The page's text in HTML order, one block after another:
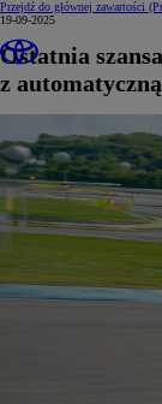
Przejdź do głównej zawartości
19-09-2025
Ostatnia
z